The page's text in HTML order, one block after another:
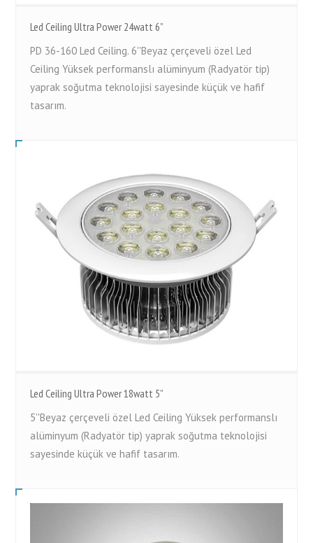
Led Ceiling Ultra Power 24watt 6”
PD 36-160 Led Ceiling. 6''Beyaz çerçeveli özel Led
Ceiling Yüksek performanslı alüminyum (Radyatör tip)
yaprak soğutma teknolojisi sayesinde küçük ve hafif
tasarım.
Led Ceiling Ultra Power 18watt 5”
5''Beyaz çerçeveli özel Led Ceiling Yüksek performanslı
alüminyum (Radyatör tip) yaprak soğutma teknolojisi
sayesinde küçük ve hafif tasarım.